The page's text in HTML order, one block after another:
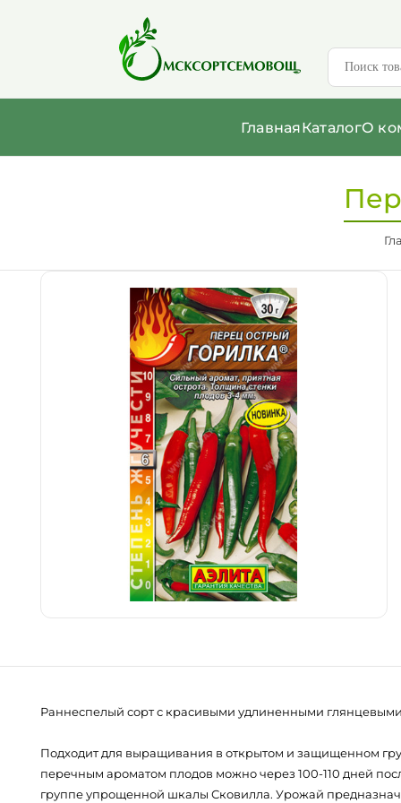
ГлавнаяКаталогО
Раннеспелый сорт с красивыми удлиненными
Подходит для выращивания в открытом и защищенном
перечным ароматом плодов можно через 100-110 дней
группе упрощенной шкалы Сковилла. Урожай